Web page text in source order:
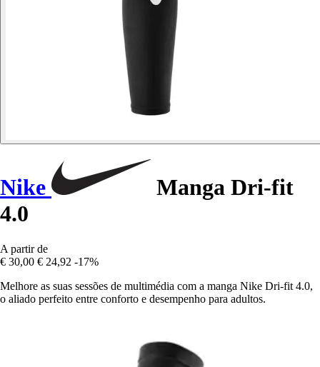
Nike
Manga Dri-fit
4.0
A partir de
€ 30,00 € 24,92 -17%
Melhore as suas sessões de multimédia com a manga Nike Dri-fit 4.0,
o aliado perfeito entre conforto e desempenho para adultos.